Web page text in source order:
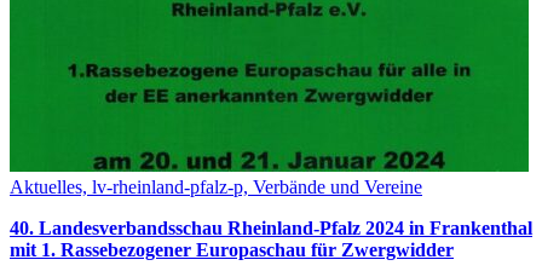
Aktuelles, lv-rheinland-pfalz-p, Verbände und Vereine
40. Landesverbandsschau Rheinland-Pfalz 2024 in Frankenthal
mit 1. Rassebezogener Europaschau für Zwergwidder